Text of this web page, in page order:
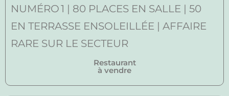
Restaurant
à vendre